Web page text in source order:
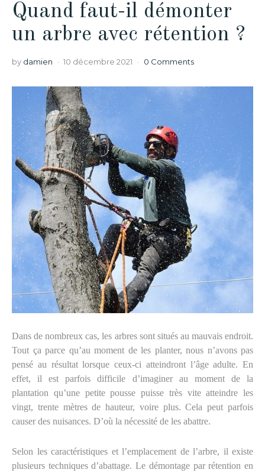
Quand faut-il démonter
un arbre avec rétention ?
by damien 10 décembre 2021 0 Comments
Dans de nombreux cas, les arbres sont situés au mauvais endroit.
Tout ça parce qu’au moment de les planter, nous n’avons pas
pensé au résultat lorsque ceux-ci atteindront l’âge adulte. En
effet, il est parfois difficile d’imaginer au moment de la
plantation qu’une petite pousse puisse très vite atteindre les
vingt, trente mètres de hauteur, voire plus. Cela peut parfois
causer des nuisances. D’où la nécessité de les abattre.
Selon les caractéristiques et l’emplacement de l’arbre, il existe
plusieurs techniques d’abattage. Le démontage par rétention en